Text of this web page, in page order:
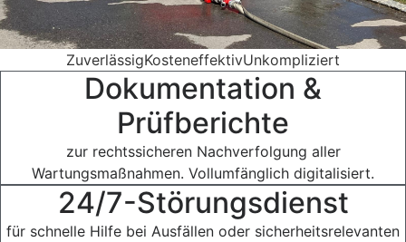
ZuverlässigKosteneffektivUnkompliziert
Dokumentation &
Prüfberichte
zur rechtssicheren Nachverfolgung aller
Wartungsmaßnahmen. Vollumfänglich digitalisiert.
24/7-Störungsdienst
für schnelle Hilfe bei Ausfällen oder sicherheitsrelevanten